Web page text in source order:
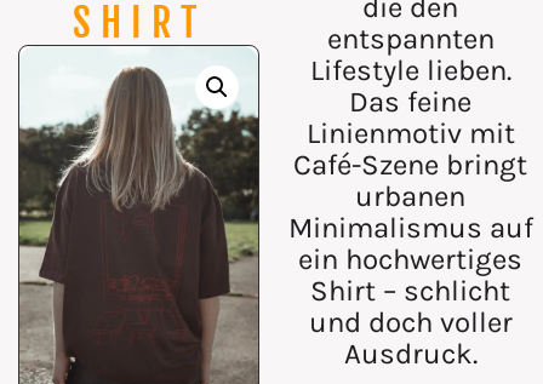
SHIRT
die den
entspannten
Lifestyle lieben.
Das feine
Linienmotiv mit
Café-Szene bringt
urbanen
Minimalismus auf
ein hochwertiges
Shirt – schlicht
und doch voller
Ausdruck.